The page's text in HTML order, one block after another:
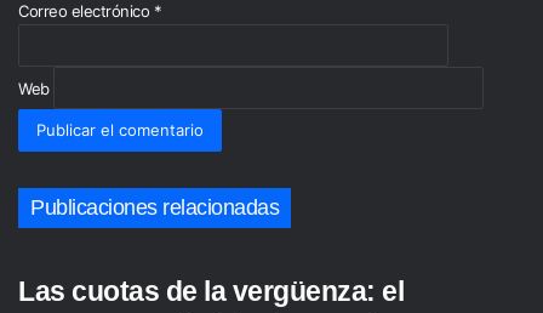
Correo electrónico *
Web
Publicaciones relacionadas
Las cuotas de la vergüenza: el